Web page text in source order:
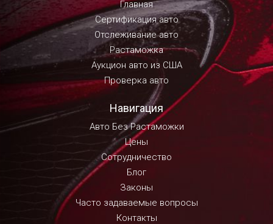
Главная
Сертификация авто
Отслеживание авто
Растаможка
Аукцион авто из США
Проверка авто
Навигация
Авто Без Растаможки
Цены
Сотрудничество
Блог
Законы
Часто задаваемые вопросы
Контакты